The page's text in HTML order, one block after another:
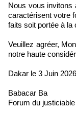
Nous vous invitons
caractérisent votre
faits soit portée à la
Veuillez agréer,
notre haute
Dakar le 3 Juin 2026
Babacar Ba
Forum du justiciable